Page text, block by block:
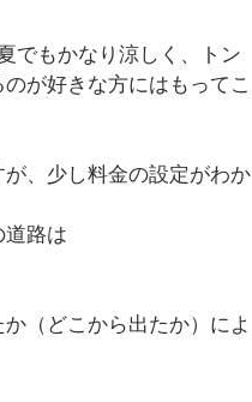
でもかなり涼しく、トン
が好きな方にはもってこ
、少し料金の設定がわか
路は
（どこから出たか）によ